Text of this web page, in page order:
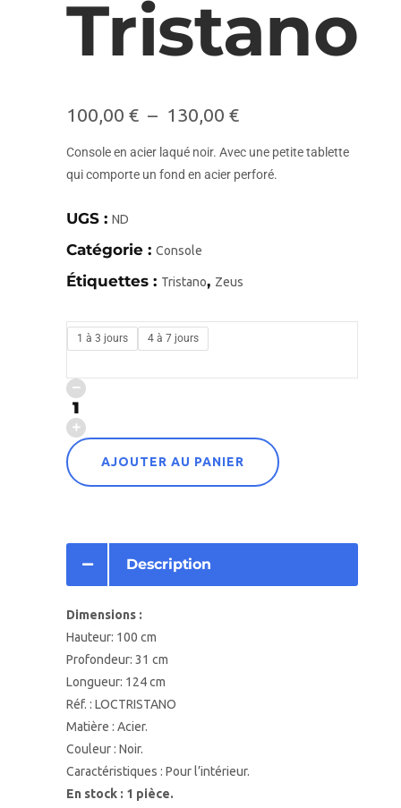
Tristano
100,00 € – 130,00 €
Console en acier laqué noir. Avec une petite tablette
qui comporte un fond en acier perforé.
UGS : ND
Catégorie : Console
Étiquettes : Tristano, Zeus
1 à 3 jours 4 à 7 jours
AJOUTER AU PANIER
Description
Dimensions :
Hauteur: 100 cm
Profondeur: 31 cm
Longueur: 124 cm
Réf. : LOCTRISTANO
Matière : Acier.
Couleur : Noir.
Caractéristiques : Pour l’intérieur.
En stock : 1 pièce.